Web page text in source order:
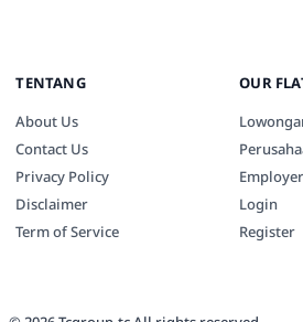
TENTANG
About Us
Contact Us
Privacy Policy
Disclaimer
Term of Service
OUR
Employer
Login
Register